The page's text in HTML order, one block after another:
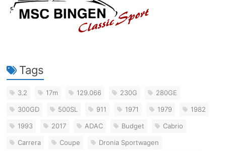
Tags
3.2 17m 129.066 230G 280GE
300GD 500SL 911 1971 1979 1982
1993 2017 ADAC Budget Cabrio
Carrera Coupe Dronia Sportwagen